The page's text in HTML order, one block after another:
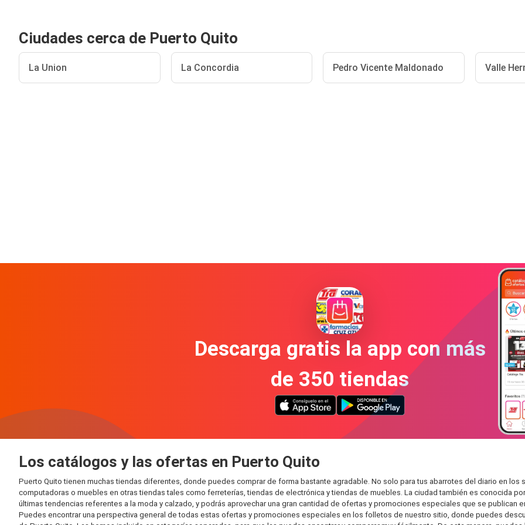
Ciudades cerca de Puerto Quito
La Union La Concordia Pedro Vicente Maldonado Valle
Descarga gratis la app con más
de 350 tiendas
Los catálogos y las ofertas en Puerto Quito
Puerto Quito tienen muchas tiendas diferentes, donde puedes comprar de forma bastante agradable. No solo para tus abarrotes del diario en
computadoras o muebles en otras tiendas tales como ferreterías, tiendas de electrónica y tiendas de muebles. La ciudad también es conocida
últimas tendencias referentes a la moda y calzado, y podrás aprovechar una gran cantidad de ofertas y promociones especiales que se publican
Puedes encontrar una perspectiva general de todas estas ofertas y promociones especiales en los folletos de nuestro sitio, donde puedes